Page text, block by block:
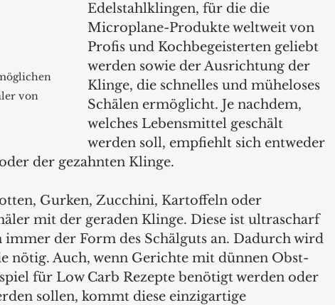
von
Edelstahlklingen, für die die
Microplane-Produkte weltweit von
Profis und Kochbegeisterten geliebt
werden sowie der Ausrichtung der
Klinge, die schnelles und müheloses
Schälen ermöglicht. Je nachdem,
welches Lebensmittel geschält
werden soll, empfiehlt sich entweder
der gezahnten Klinge.
Gurken, Zucchini, Kartoffeln oder
mit der geraden Klinge. Diese ist ultrascharf
immer der Form des Schälguts an. Dadurch wird
nötig. Auch, wenn Gerichte mit dünnen Obst-
für Low Carb Rezepte benötigt werden oder
sollen, kommt diese einzigartige